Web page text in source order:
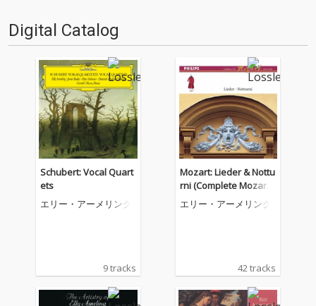
Digital Catalog
Schubert: Vocal Quart
ets
エリー・アーメリング
9 tracks
Mozart: Lieder & Nottu
rni (Complete Mozart
Edition)
エリー・アーメリング
42 tracks